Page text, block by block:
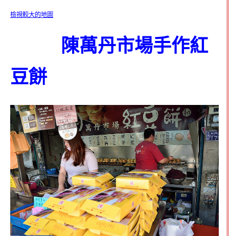
檢視較大的地圖
陳萬丹市場手作紅
豆餅